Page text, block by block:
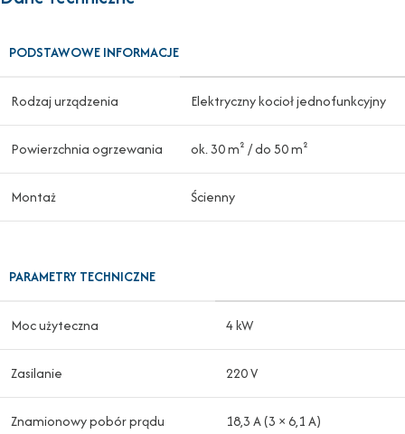
PODSTAWOWE INFORMACJE
Rodzaj urządzenia Elektryczny kocioł jednofunkcyjny
Powierzchnia ogrzewania ok. 30 m² / do 50 m²
Montaż Ścienny
PARAMETRY TECHNICZNE
Moc użyteczna 4 kW
Zasilanie 220 V
Znamionowy pobór prądu 18,3 A (3 × 6,1 A)